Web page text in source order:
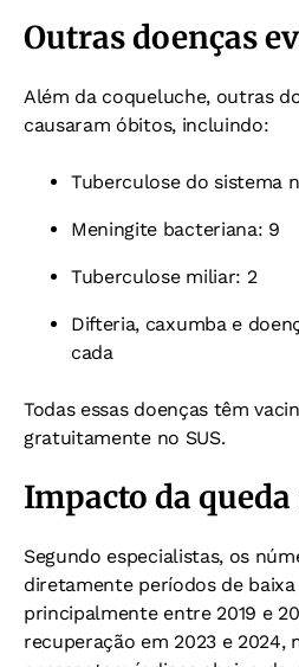
Outras doenças
Além da coqueluche, outras
causaram óbitos, incluindo:
Tuberculose do sistema
Meningite bacteriana: 9
Tuberculose miliar: 2
Difteria, caxumba e
cada
Todas essas doenças têm
gratuitamente no SUS.
Impacto da
Segundo especialistas, os
diretamente períodos de
principalmente entre 2019 e
recuperação em 2023 e 2024,